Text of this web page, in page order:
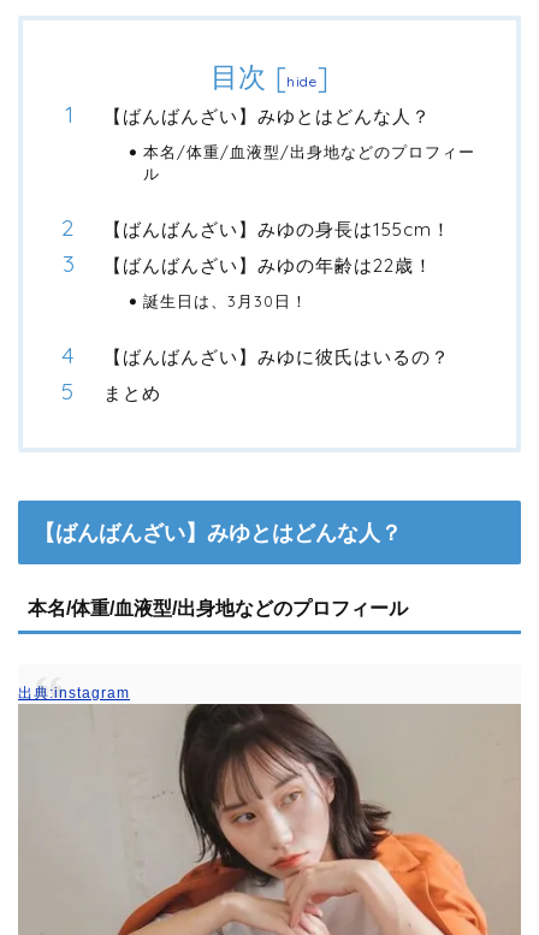
目次 [hide]
【ばんばんざい】みゆとはどんな人？
本名/体重/血液型/出身地などのプロフィー
ル
【ばんばんざい】みゆの身長は155cm！
【ばんばんざい】みゆの年齢は22歳！
誕生日は、3月30日！
【ばんばんざい】みゆに彼氏はいるの？
まとめ
【ばんばんざい】みゆとはどんな人？
本名/体重/血液型/出身地などのプロフィール
出典:instagram